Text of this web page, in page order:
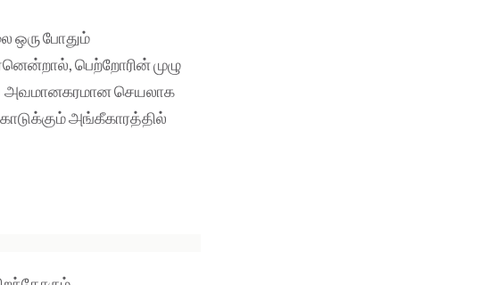
ஒரு போதும்
பெற்றோரின் முழு
அவமானகரமான செயலாக
அங்கீகாரத்தில்